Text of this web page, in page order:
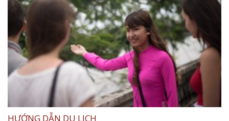
HƯỚNG DẪN DU LỊCH